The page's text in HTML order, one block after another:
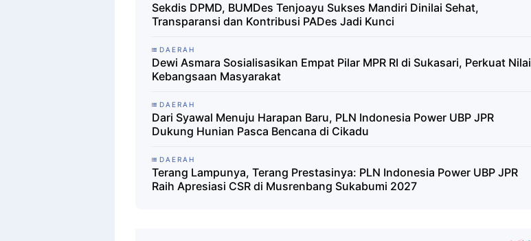
Sekdis DPMD, BUMDes Tenjoayu Sukses Mandiri Dinilai Sehat,
Transparansi dan Kontribusi PADes Jadi Kunci
DAERAH
Dewi Asmara Sosialisasikan Empat Pilar MPR RI di Sukasari, Perkuat Nilai
Kebangsaan Masyarakat
DAERAH
Dari Syawal Menuju Harapan Baru, PLN Indonesia Power UBP JPR
Dukung Hunian Pasca Bencana di Cikadu
DAERAH
Terang Lampunya, Terang Prestasinya: PLN Indonesia Power UBP JPR
Raih Apresiasi CSR di Musrenbang Sukabumi 2027